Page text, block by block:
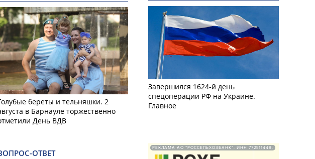
береты и тельняшки. 2
в Барнауле торжественно
День ВДВ
ОТВЕТ
Завершился 1624-й день
спецоперации РФ на Украине.
Главное
РЕКЛАМА АО "РОССЕЛЬХОЗБАНК". ИНН 772511448.